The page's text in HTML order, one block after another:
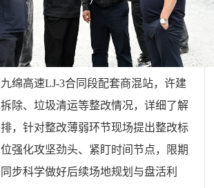
绵高速LJ-3合同段配套商混站，许建
除、垃圾清运等整改情况，详细了解
，针对整改薄弱环节现场提出整改标
强化攻坚劲头、紧盯时间节点，限期
步科学做好后续场地规划与盘活利